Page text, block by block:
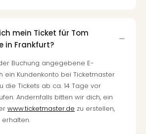
mein Ticket für Tom
in Frankfurt?
Buchung angegebene E-
ein Kundenkonto bei Ticketmaster
die Tickets ab ca. 14 Tage vor
Andernfalls bitten wir dich, ein
www.ticketmaster.de zu erstellen,
erhalten.